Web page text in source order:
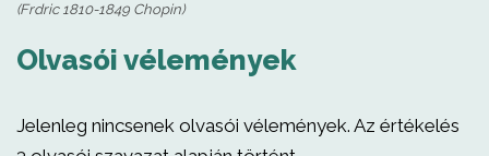
(Frdric 1810-1849 Chopin)
Olvasói vélemények
Jelenleg nincsenek olvasói vélemények. Az értékelés